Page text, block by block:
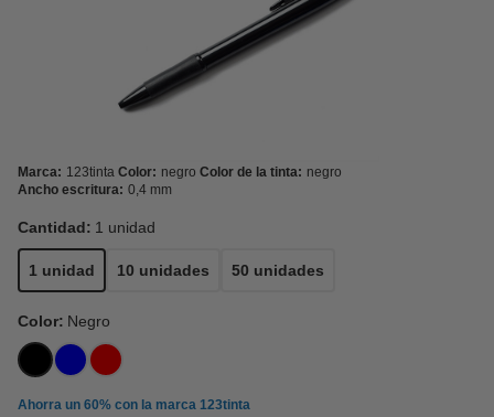
Marca: 123tinta Color: negro Color de la tinta: negro
Ancho escritura: 0,4 mm
Cantidad: 1 unidad
1 unidad 10 unidades 50 unidades
Color: Negro
Ahorra un 60% con la marca 123tinta